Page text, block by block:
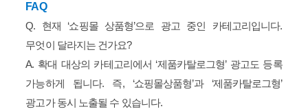
FAQ
Q. 현재 ‘쇼핑몰 상품형’으로 광고 중인 카테고리입니다.
무엇이 달라지는 건가요?
A. 확대 대상의 카테고리에서 ‘제품카탈로그형’ 광고도 등록
가능하게 됩니다. 즉, ‘쇼핑몰상품형’과 ‘제품카탈로그형’
광고가 동시 노출될 수 있습니다.